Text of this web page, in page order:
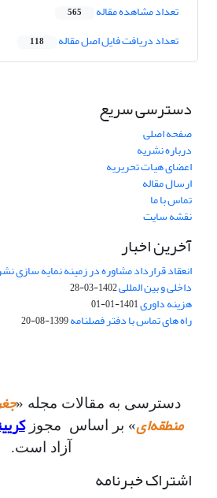
تعداد مشاهده مقاله 565
تعداد دریافت فایل اصل مقاله 118
دسترسی سریع
صفحه اصلی
درباره نشریه
اعضای هیات تحریریه
ارسال مقاله
تماس با ما
نقشه سایت
آخرین اخبار
انعقاد قرارداد مشاوره در زمینه نمایه سازی
داخلی و بین المللی1402-03-28
هزینه داوری1401-01-01
راه های تماس با دفتر فصلنامه1399-08-20
دسترسی به مقالات مجله «
منطقه‌ای» بر اساس مجوز
آزاد است.
اشتراک خبرنامه